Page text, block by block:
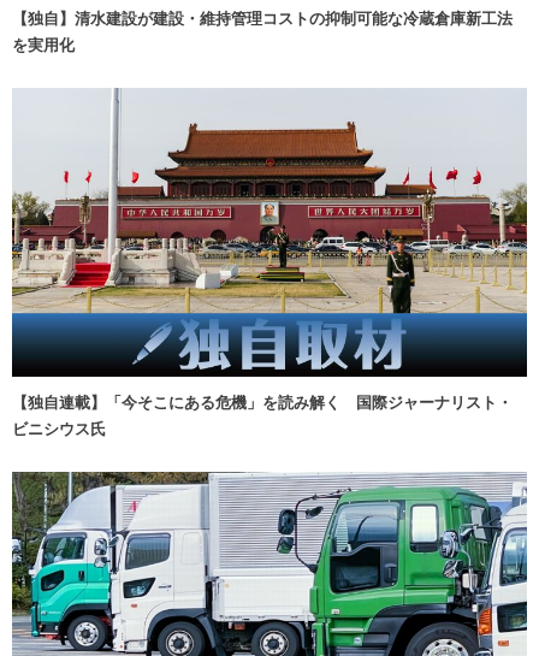
【独自】清水建設が建設・維持管理コストの抑制可能な冷蔵倉庫新工法
を実用化
【独自連載】「今そこにある危機」を読み解く 国際ジャーナリスト・
ビニシウス氏